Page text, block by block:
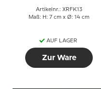
Artikelnr.: XRFK13
Maß: H: 7 cm x Ø: 14 cm
AUF LAGER
Zur Ware